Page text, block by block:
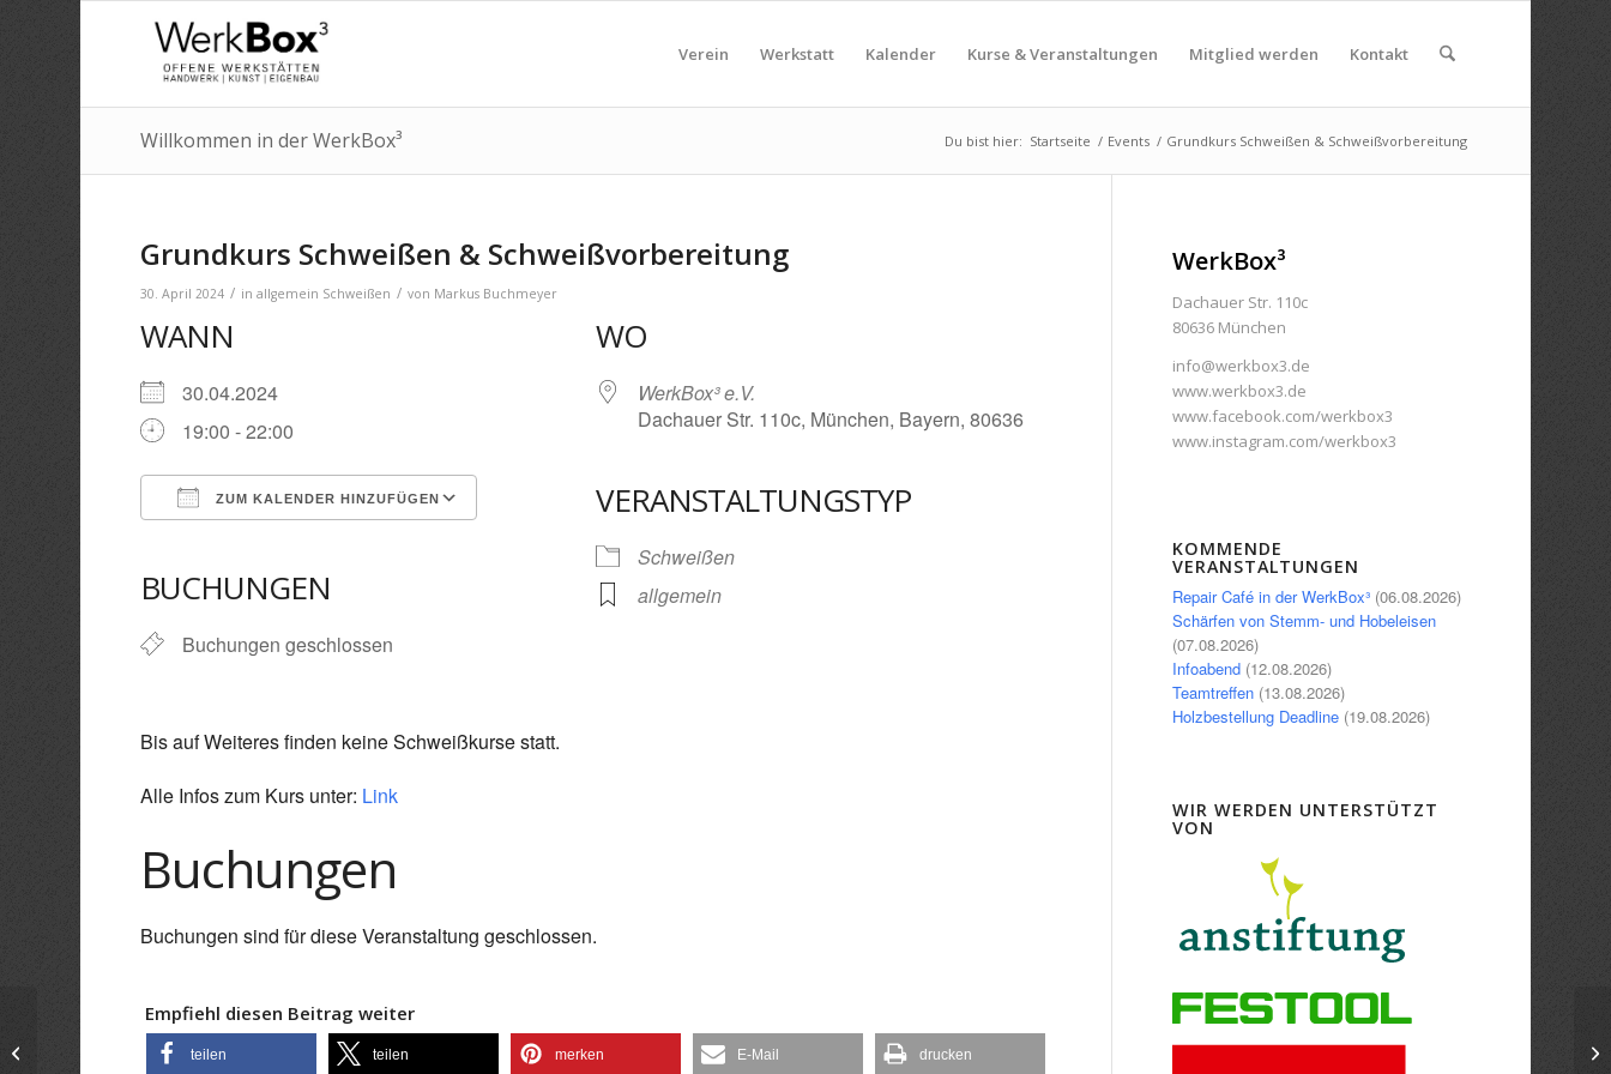
Verein Werkstatt Kalender Kurse & Veranstaltungen Mitglied werden Kontakt
Willkommen in der WerkBox³ Du bist hier: Startseite / Events / Grundkurs Schweißen & Schweißvorbereitung
Grundkurs Schweißen & Schweißvorbereitung
30. April 2024 / inallgemein Schweißen / von Markus Buchmeyer
WANN
30.04.2024
19:00 - 22:00
ZUM KALENDER HINZUFÜGEN
Google Kalender Office 365
BUCHUNGEN
Buchungen geschlossen
WO
WerkBox³ e.V.
Dachauer Str. 110c, München, Bayern, 80636
VERANSTALTUNGSTYP
Schweißen
allgemein
Bis auf Weiteres finden keine Schweißkurse statt.
Alle Infos zum Kurs unter: Link
Buchungen
Buchungen sind für diese Veranstaltung geschlossen.
Empfiehl diesen Beitrag weiter
teilen teilen merken E-Mail drucken
WerkBox³
Dachauer Str. 110c
80636 München
info@werkbox3.de
www.werkbox3.de
www.facebook.com/werkbox3
www.instagram.com/werkbox3
KOMMENDE
VERANSTALTUNGEN
Repair Café in der WerkBox³ (06.08.2026)
Schärfen von Stemm- und Hobeleisen
(07.08.2026)
Infoabend (12.08.2026)
Teamtreffen (13.08.2026)
Holzbestellung Deadline (19.08.2026)
WIR WERDEN UNTERSTÜTZT
VON
Grundkurs Schweißen &
Schweißvorbereitung